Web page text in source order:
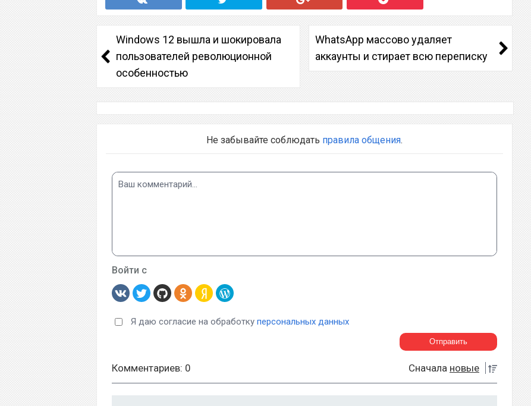
Windows 12 вышла и шокировала
пользователей революционной
особенностью
WhatsApp массово удаляет
аккаунты и стирает всю переписку
Не забывайте соблюдать правила общения.
Войти с
Я даю согласие на обработку персональных данных
Комментариев: 0 Сначала новые